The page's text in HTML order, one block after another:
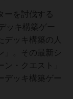
ーを討伐する
ッキ構築ゲー
デッキ構築の人
」。その最新シ
・クエスト」
デッキ構築ゲー